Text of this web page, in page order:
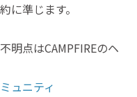
に準じます。
明点はCAMPFIREのヘ
ュニティ